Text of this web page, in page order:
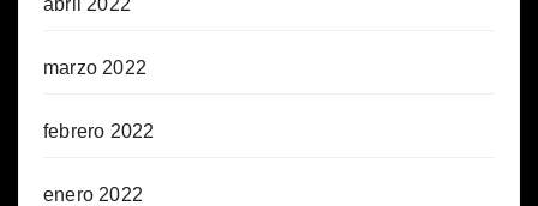
abril 2022
marzo 2022
febrero 2022
enero 2022